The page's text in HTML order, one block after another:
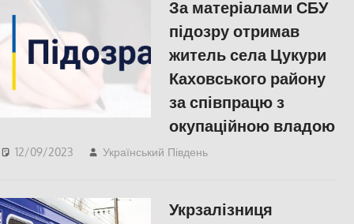
За матеріалами СБУ
підозру отримав
житель села Цукури
Каховського району
за співпрацю з
окупаційною владою
12/09/2023 Український Південь
Укрзалізниця